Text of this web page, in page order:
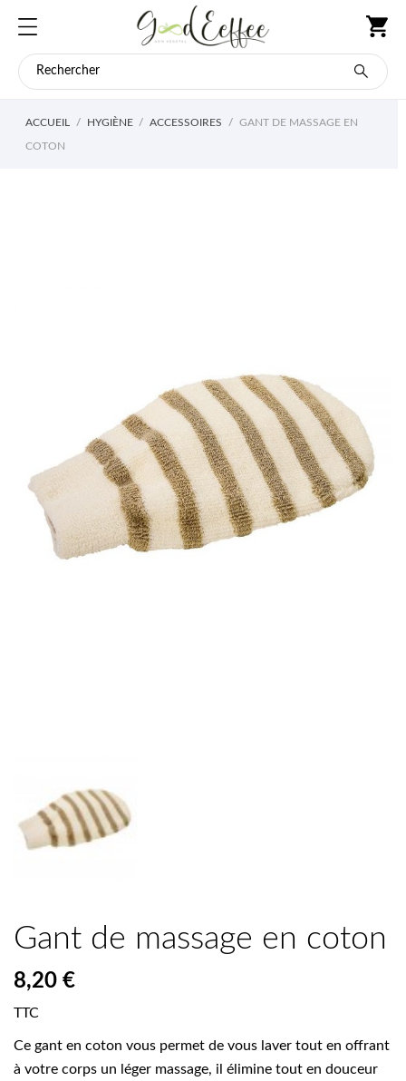
ACCUEIL HYGIÈNE ACCESSOIRES GANT DE MASSAGE EN
COTON
Gant de massage en coton
8,20 €
TTC
Ce gant en coton vous permet de vous laver tout en offrant
à votre corps un léger massage, il élimine tout en douceur